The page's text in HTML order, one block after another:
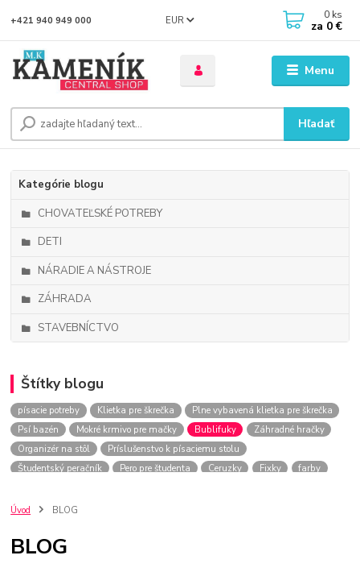
Menu
EUR
Hľadať
+421 940 949 000 0 ks
za 0 €
Kategórie blogu
CHOVATEĽSKÉ POTREBY
DETI
NÁRADIE A NÁSTROJE
ZÁHRADA
STAVEBNÍCTVO
Štítky blogu
písacie potreby Klietka pre škrečka
Plne vybavená klietka pre škrečka
Psí bazén
Mokré krmivo pre mačky Bublifuky
Záhradné hračky
Organizér na stôl
Príslušenstvo k písaciemu stolu
Študentský peračník
Pero pre študenta Ceruzky Fixky
farby
Úvod
BLOG
BLOG